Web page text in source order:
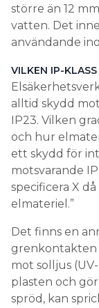
större än 12
vatten. Det
användande
VILKEN IP-
alltid skydd
IP23. Vilken
och hur
ett skydd för
motsvarande
specificera X
elmateriel.”
Det finns en
grenkontakten
mot solljus
plasten och
spröd, kan